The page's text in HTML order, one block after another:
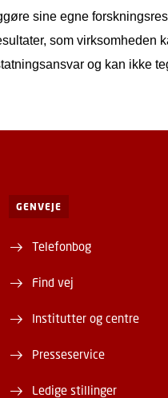
sine egne
som virksomheden
og kan ikke
GENVEJE
Telefonbog
Find vej
Institutter og centre
Presseservice
Ledige stillinger